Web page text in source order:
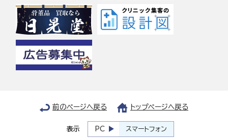
前のページへ戻る トップページへ戻る
表示 PC スマートフォン